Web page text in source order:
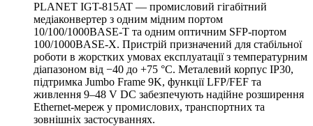
PLANET IGT-815AT — промисловий гігабітний
медіаконвертер з одним мідним портом
10/100/1000BASE-T та одним оптичним SFP-портом
100/1000BASE-X. Пристрій призначений для стабільної
роботи в жорстких умовах експлуатації з температурним
діапазоном від −40 до +75 °C. Металевий корпус IP30,
підтримка Jumbo Frame 9K, функції LFP/FEF та
живлення 9–48 V DC забезпечують надійне розширення
Ethernet-мереж у промислових, транспортних та
зовнішніх застосуваннях.